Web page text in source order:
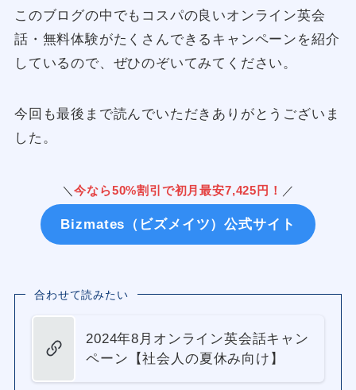
このブログの中でもコスパの良いオンライン英会
話・無料体験がたくさんできるキャンペーンを紹介
しているので、ぜひのぞいてみてください。
今回も最後まで読んでいただきありがとうございま
した。
＼今なら50%割引で初月最安7,425円！ ／
Bizmates（ビズメイツ）公式サイト
合わせて読みたい
2024年8月オンライン英会話キャン
ペーン【社会人の夏休み向け】